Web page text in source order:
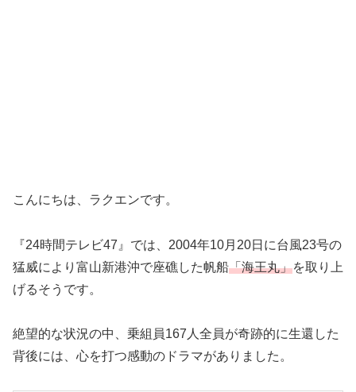
こんにちは、ラクエンです。
『24時間テレビ47』では、2004年10月20日に台風23号の
猛威により富山新港沖で座礁した帆船「海王丸」を取り上
げるそうです。
絶望的な状況の中、乗組員167人全員が奇跡的に生還した
背後には、心を打つ感動のドラマがありました。